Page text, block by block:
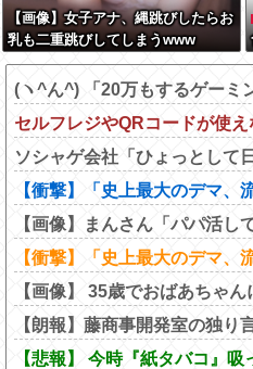
【画像】女子アナ、縄跳びしたらお
乳も二重跳びしてしまうwww
(ヽ^ん^) 「20万もするゲーミ
セルフレジやQRコードが使
ソシャゲ会社「ひょっとして
【衝撃】「史上最大のデマ、
【画像】まんさん「パパ活し
【衝撃】「史上最大のデマ、
【画像】 35歳でおばあちゃ
【朗報】藤商事開発室の独り
【悲報】 今時『紙タバコ』